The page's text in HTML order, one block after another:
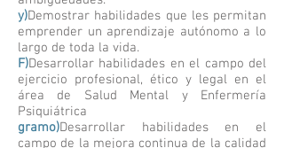
y)Demostrar habilidades que les permitan
emprender un aprendizaje autónomo a lo
largo de toda la vida.
F)Desarrollar habilidades en el campo del
ejercicio profesional, ético y legal en el
área de Salud Mental y Enfermería
Psiquiátrica
gramo)Desarrollar habilidades en el
campo de la mejora continua de la calidad